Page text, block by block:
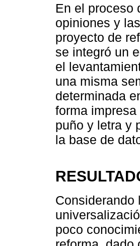
En el proceso
opiniones y
proyecto de
se integró un
el
una misma
determinada
forma
puño y letra y
la base de
Considerando
poco